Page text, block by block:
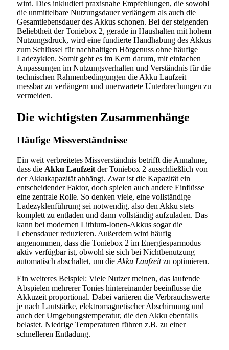
wird. Dies inkludiert praxisnahe Empfehlungen, die sowohl
die unmittelbare Nutzungsdauer verlängern als auch die
Gesamtlebensdauer des Akkus schonen. Bei der steigenden
Beliebtheit der Toniebox 2, gerade in Haushalten mit hohem
Nutzungsdruck, wird eine fundierte Handhabung des Akkus
zum Schlüssel für nachhaltigen Hörgenuss ohne häufige
Ladezyklen. Somit geht es im Kern darum, mit einfachen
Anpassungen im Nutzungsverhalten und Verständnis für die
technischen Rahmenbedingungen die Akku Laufzeit
messbar zu verlängern und unerwartete Unterbrechungen zu
vermeiden.
Die wichtigsten Zusammenhänge
Häufige Missverständnisse
Ein weit verbreitetes Missverständnis betrifft die Annahme,
dass die Akku Laufzeit der Toniebox 2 ausschließlich von
der Akkukapazität abhängt. Zwar ist die Kapazität ein
entscheidender Faktor, doch spielen auch andere Einflüsse
eine zentrale Rolle. So denken viele, eine vollständige
Ladezyklenführung sei notwendig, also den Akku stets
komplett zu entladen und dann vollständig aufzuladen. Das
kann bei modernen Lithium-Ionen-Akkus sogar die
Lebensdauer reduzieren. Außerdem wird häufig
angenommen, dass die Toniebox 2 im Energiesparmodus
aktiv verfügbar ist, obwohl sie sich bei Nichtbenutzung
automatisch abschaltet, um die Akku Laufzeitzu optimieren.
Ein weiteres Beispiel: Viele Nutzer meinen, das laufende
Abspielen mehrerer Tonies hintereinander beeinflusse die
Akkuzeit proportional. Dabei variieren die Verbrauchswerte
je nach Lautstärke, elektromagnetischer Abschirmung und
auch der Umgebungstemperatur, die den Akku ebenfalls
belastet. Niedrige Temperaturen führen z.B. zu einer
schnelleren Entladung.